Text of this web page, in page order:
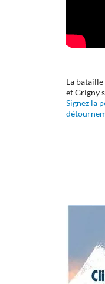
La
et Grigny
Signez la